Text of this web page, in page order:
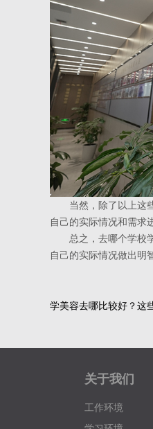
当然，除了以上这些
自己的实际情况和需求
总之，去哪个学校学
自己的实际情况做出明
学美容去哪比较好？这
关于我们
工作环境